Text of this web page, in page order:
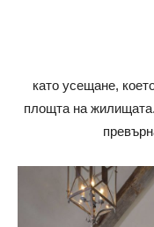
като усещане,
площта на